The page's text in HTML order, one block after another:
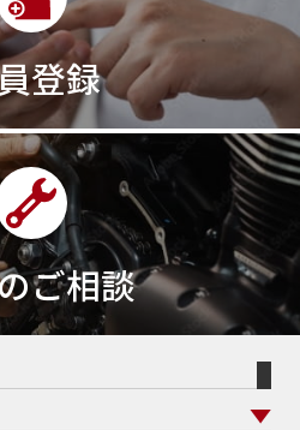
登録
ご相談